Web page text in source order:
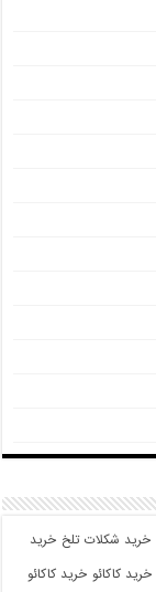
خرید شکلات تلخ خرید
خرید کاکائو خرید کاکائو